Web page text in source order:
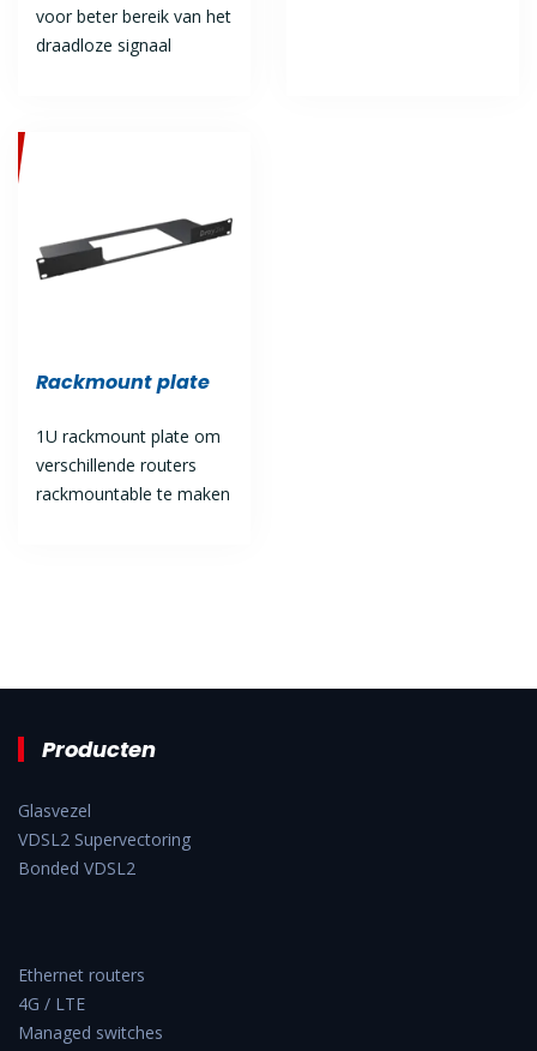
voor beter bereik van het
draadloze signaal
Rackmount plate
1U rackmount plate om
verschillende routers
rackmountable te maken
Producten
Glasvezel
VDSL2 Supervectoring
Bonded VDSL2
Ethernet routers
4G / LTE
Managed switches